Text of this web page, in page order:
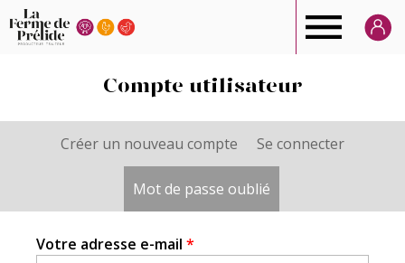
de
Compte utilisateur
OngletsCréer un nouveau compte Se connecter
Mot de passe oublié
Votre adresse e-mail *